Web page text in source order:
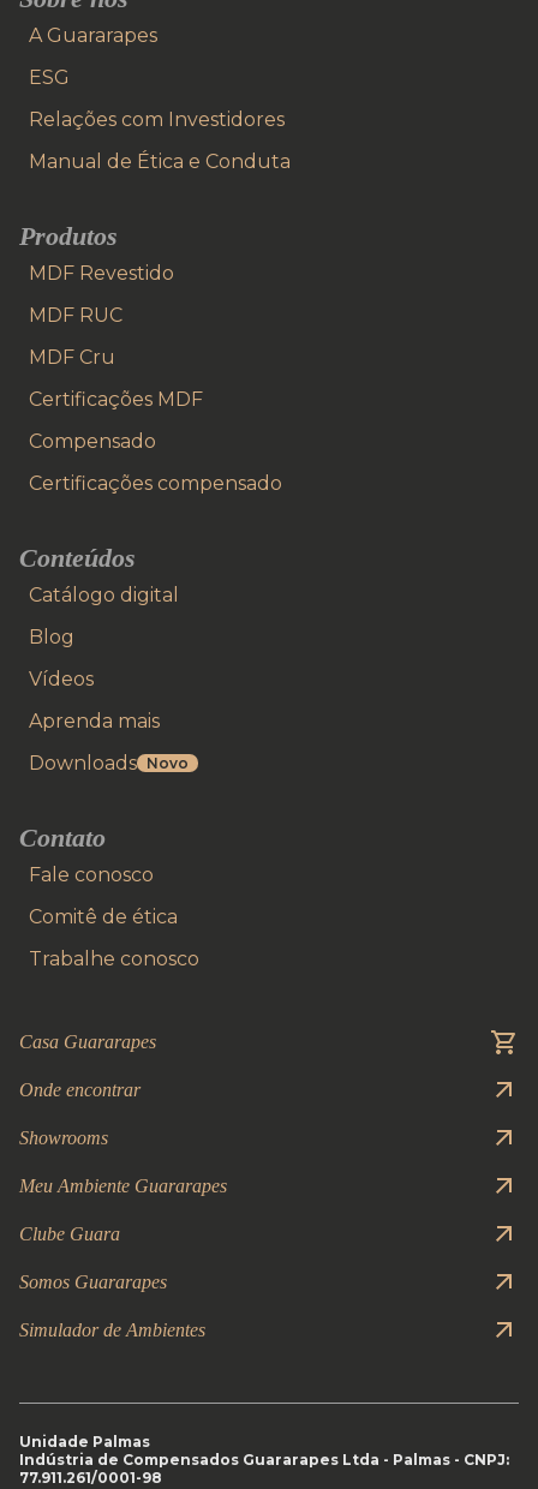
A Guararapes
ESG
Relações com Investidores
Manual de Ética e Conduta
Produtos
MDF Revestido
MDF RUC
MDF Cru
Certificações MDF
Compensado
Certificações compensado
Conteúdos
Catálogo digital
Blog
Vídeos
Aprenda mais
Downloads Novo
Contato
Fale conosco
Comitê de ética
Trabalhe conosco
Casa Guararapes
Onde encontrar
Showrooms
Meu Ambiente Guararapes
Clube Guara
Somos Guararapes
Simulador de Ambientes
Unidade Palmas
Indústria de Compensados Guararapes Ltda - Palmas - CNPJ:
77.911.261/0001-98